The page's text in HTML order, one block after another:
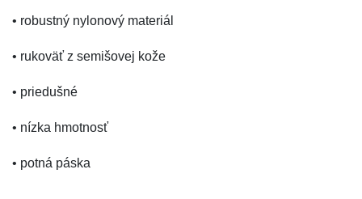
• robustný nylonový materiál
• rukoväť z semišovej kože
• priedušné
• nízka hmotnosť
• potná páska